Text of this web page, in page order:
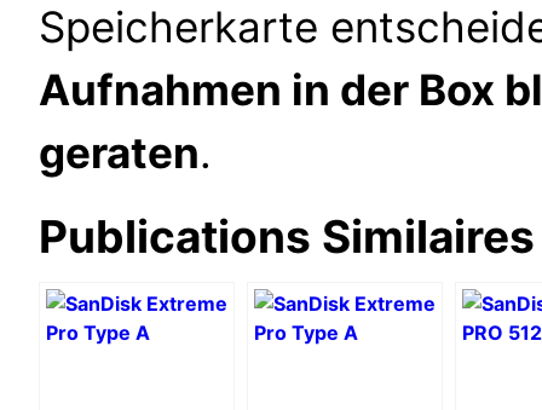
Speicherkarte
Aufnahmen in der Box
geraten.
Publications